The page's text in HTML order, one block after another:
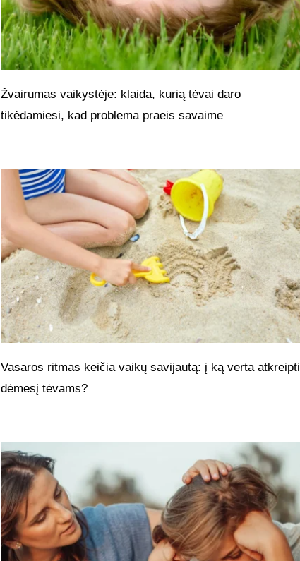
Žvairumas vaikystėje: klaida, kurią tėvai daro
tikėdamiesi, kad problema praeis savaime
Vasaros ritmas keičia vaikų savijautą: į ką verta atkreipti
dėmesį tėvams?